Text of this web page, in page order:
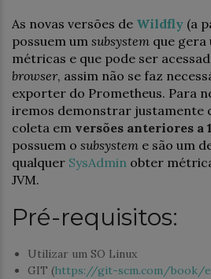
As novas versões de Wildfly (a
possuem um subsystem que gera
métricas e que pode ser
browser, assim não se faz
exporter do Prometheus. Para
iremos demonstrar justamente
coleta em versões anteriores a
possuem o subsystem e são um
qualquer SysAdmin obter
JVM.
Pré-requisitos:
Utilizar um SO Linux
GIT (https://git-scm.com/book/